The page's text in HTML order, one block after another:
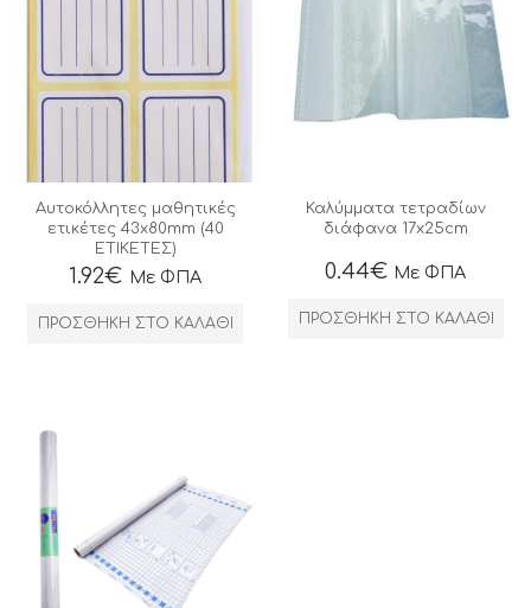
Αυτοκόλλητες μαθητικές
ετικέτες 43x80mm (40
ΕΤΙΚΕΤΕΣ)
1.92€ Με ΦΠΑ
ΠΡΟΣΘΉΚΗ ΣΤΟ ΚΑΛΆΘΙ
Καλύμματα τετραδίων
διάφανα 17x25cm
0.44€ Με ΦΠΑ
ΠΡΟΣΘΉΚΗ ΣΤΟ ΚΑΛΆΘΙ